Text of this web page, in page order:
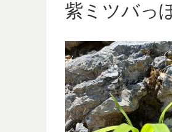
紫ミツバっ